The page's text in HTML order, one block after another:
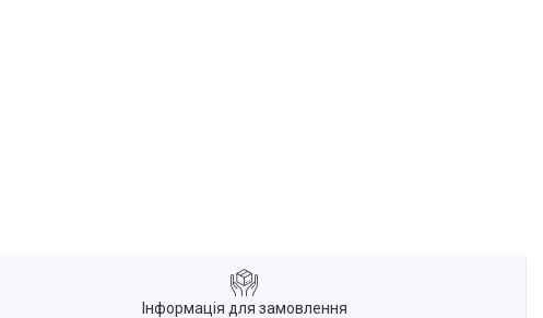
Інформація для замовлення